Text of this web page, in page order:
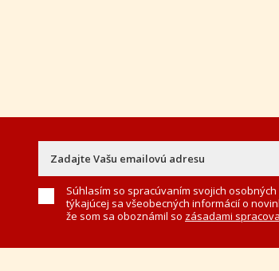
Súhlasím so spracúvaním svojich
týkajúcej sa všeobecných informácií o
že som sa oboznámil so zásadami